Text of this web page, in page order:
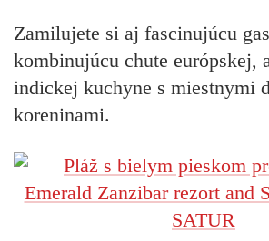
Zamilujete si aj fascinujúcu
kombinujúcu chute európskej,
indickej kuchyne s miestnymi
koreninami.